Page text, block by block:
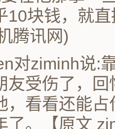
10块钱，就
腾讯网)
对ziminh说:
友受伤了，
，看看还能
了。【原文